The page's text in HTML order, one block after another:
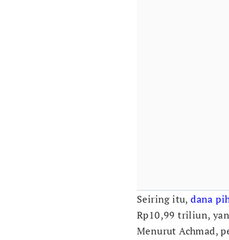
Seiring itu,dana
Rp10,99 triliun,
Menurut Achmad,